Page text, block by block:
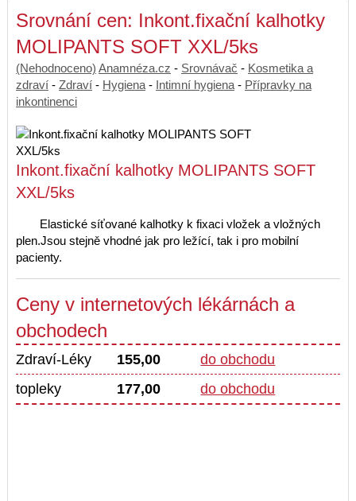
Srovnání cen: Inkont.fixační kalhotky
MOLIPANTS SOFT XXL/5ks
(Nehodnoceno) Anamnéza.cz - Srovnávač - Kosmetika a
zdraví - Zdraví - Hygiena - Intimní hygiena - Přípravky na
inkontinenci
Inkont.fixační kalhotky MOLIPANTS SOFT
XXL/5ks
Elastické síťované kalhotky k fixaci vložek a vložných
plen.Jsou stejně vhodné jak pro ležící, tak i pro mobilní
pacienty.
Ceny v internetových lékárnách a
obchodech
Zdraví-Léky 155,00
do obchodu
topleky
177,00 do obchodu